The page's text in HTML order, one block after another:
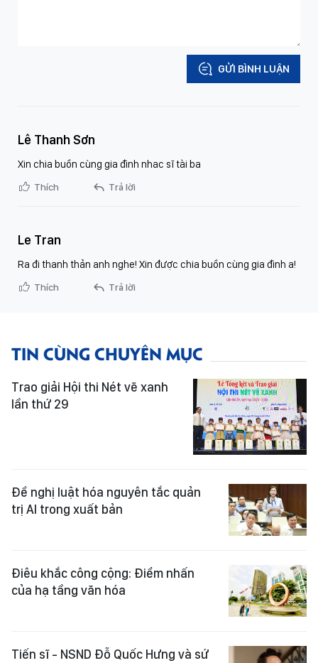
GỬI BÌNH LUẬN
Lê Thanh Sơn
Xin chia buồn cùng gia đình nhac sĩ tài ba
Thích Trả lời
Le Tran
Ra đi thanh thản anh nghe! Xin được chia buồn cùng gia đình a!
Thích Trả lời
TIN CÙNG CHUYÊN MỤC
Trao giải Hội thi Nét vẽ xanh
lần thứ 29
Đề nghị luật hóa nguyên tắc quản
trị AI trong xuất bản
Điêu khắc công cộng: Điểm nhấn
của hạ tầng văn hóa
Tiến sĩ - NSND Đỗ Quốc Hưng và sứ